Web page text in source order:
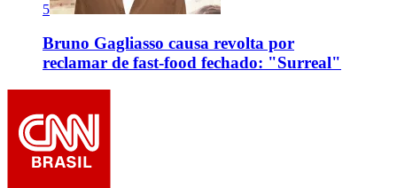
5
Bruno Gagliasso causa revolta por
reclamar de fast-food fechado: "Surreal"